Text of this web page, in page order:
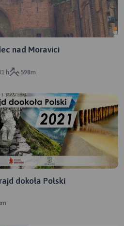
nad Moravici
h 598m
dokoła Polski